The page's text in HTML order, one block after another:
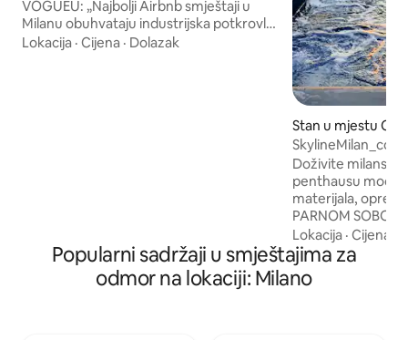
VOGUEU: „Najbolji Airbnb smještaji u
Milanu obuhvataju industrijska potkrovlja
i boemske kućice na drvetu.” Savremeni
Lokacija · Cijena · Dolazak
Stan u mjestu
SkylineMilan_com
Doživite milanski
penthausu
materijala,
PARNOM
pogledom na
stepeni.
kuhinju, 2 bračna
zasebnim
Lokacija ·Cijena
Popularni sadržaji u smještajima za
odmor na lokaciji: Milano